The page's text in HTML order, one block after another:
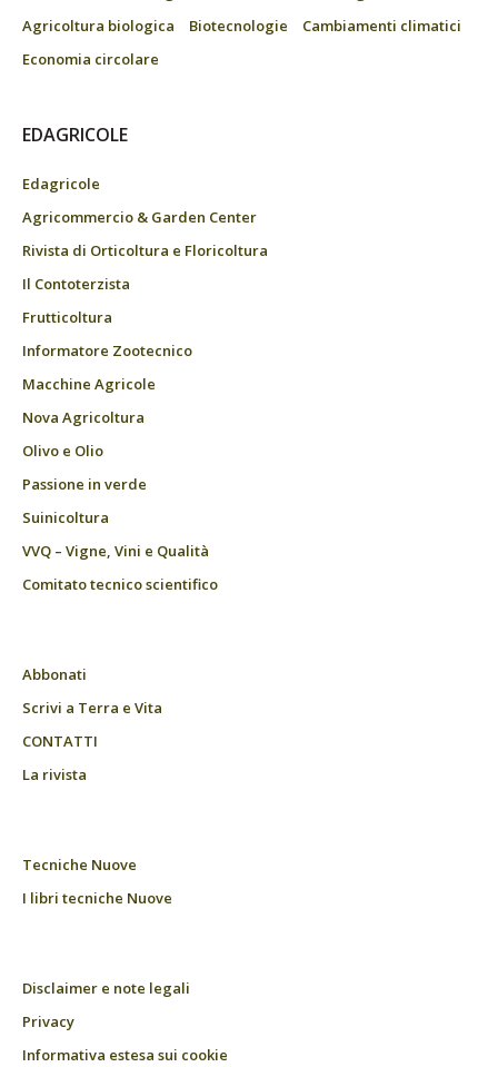
Agricoltura biologica
Biotecnologie
Cambiamenti climatici
Economia circolare
EDAGRICOLE
Edagricole
Agricommercio & Garden Center
Rivista di Orticoltura e Floricoltura
Il Contoterzista
Frutticoltura
Informatore Zootecnico
Macchine Agricole
Nova Agricoltura
Olivo e Olio
Passione in verde
Suinicoltura
VVQ – Vigne, Vini e Qualità
Comitato tecnico scientifico
Abbonati
Scrivi a Terra e Vita
CONTATTI
La rivista
Tecniche Nuove
I libri tecniche Nuove
Disclaimer e note legali
Privacy
Informativa estesa sui cookie